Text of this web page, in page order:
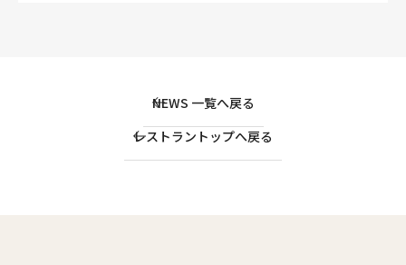
NEWS 一覧へ戻る
レストラントップへ戻る